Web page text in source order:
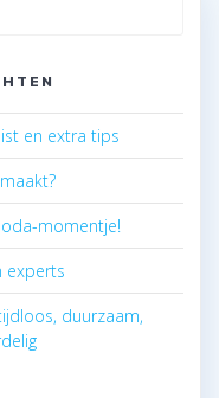
en extra tips
momentje!
experts
duurzaam,